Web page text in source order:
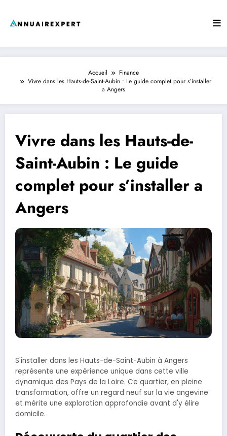
Accueil
Finance
Vivre dans les Hauts-de-Saint-Aubin : Le guide complet pour s’installer
a Angers
Vivre dans les Hauts-de-
Saint-Aubin : Le guide
complet pour s’installer a
Angers
S'installer dans les Hauts-de-Saint-Aubin à Angers
représente une expérience unique dans cette ville
dynamique des Pays de la Loire. Ce quartier, en pleine
transformation, offre un regard neuf sur la vie angevine
et mérite une exploration approfondie avant d'y élire
domicile.